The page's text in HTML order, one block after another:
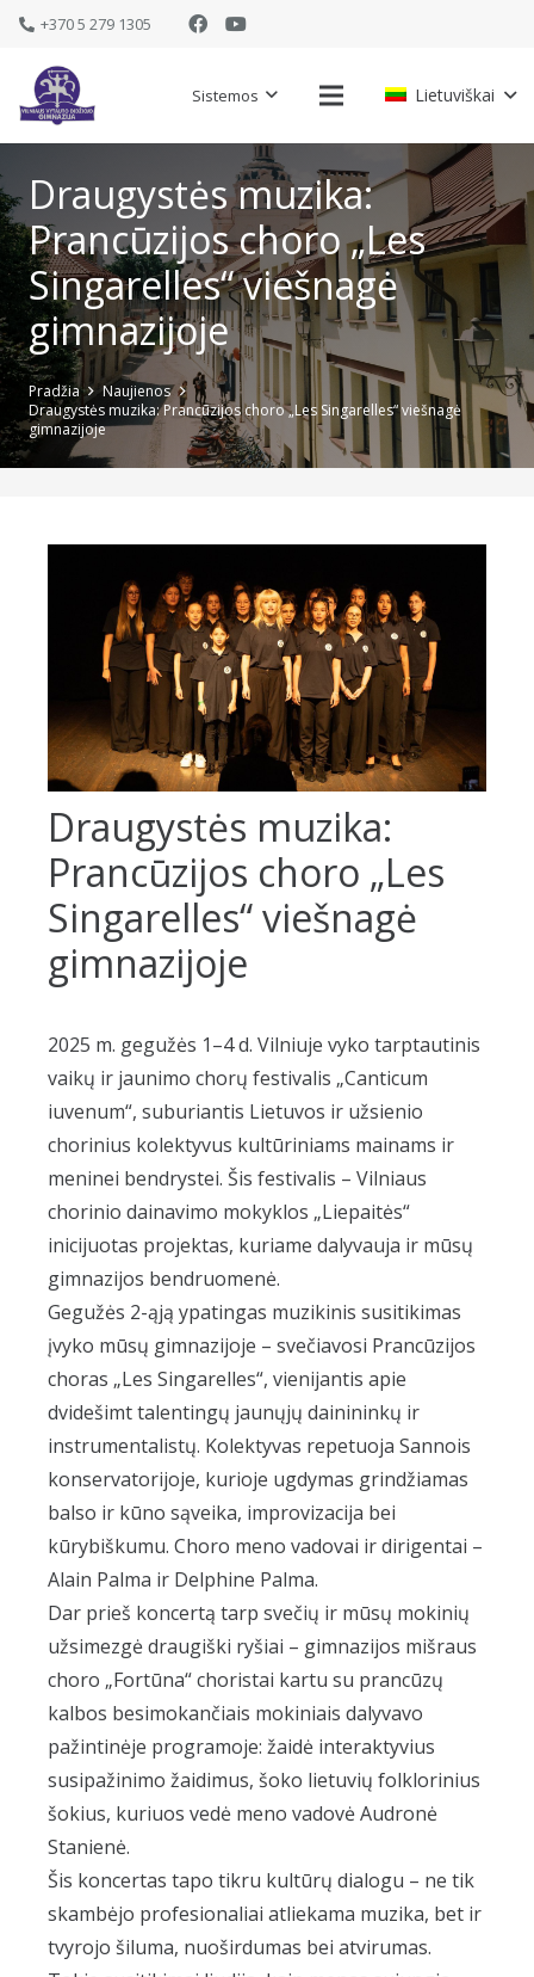
+370 5 279 1305
Sistemos Lietuviškai
Draugystės muzika:
Prancūzijos choro „Les
Singarelles“ viešnagė
gimnazijoje
Pradžia
Naujienos
Draugystės muzika: Prancūzijos choro „Les Singarelles“ viešnagė
gimnazijoje
Draugystės muzika:
Prancūzijos choro „Les
Singarelles“ viešnagė
gimnazijoje
2025 m. gegužės 1–4 d. Vilniuje vyko tarptautinis
vaikų ir jaunimo chorų festivalis „Canticum
iuvenum“, suburiantis Lietuvos ir užsienio
chorinius kolektyvus kultūriniams mainams ir
meninei bendrystei. Šis festivalis – Vilniaus
chorinio dainavimo mokyklos „Liepaitės“
inicijuotas projektas, kuriame dalyvauja ir mūsų
gimnazijos bendruomenė.
Gegužės 2-ąją ypatingas muzikinis susitikimas
įvyko mūsų gimnazijoje – svečiavosi Prancūzijos
choras „Les Singarelles“, vienijantis apie
dvidešimt talentingų jaunųjų dainininkų ir
instrumentalistų. Kolektyvas repetuoja Sannois
konservatorijoje, kurioje ugdymas grindžiamas
balso ir kūno sąveika, improvizacija bei
kūrybiškumu. Choro meno vadovai ir dirigentai –
Alain Palma ir Delphine Palma.
Dar prieš koncertą tarp svečių ir mūsų mokinių
užsimezgė draugiški ryšiai – gimnazijos mišraus
choro „Fortūna“ choristai kartu su prancūzų
kalbos besimokančiais mokiniais dalyvavo
pažintinėje programoje: žaidė interaktyvius
susipažinimo žaidimus, šoko lietuvių folklorinius
šokius, kuriuos vedė meno vadovė Audronė
Stanienė.
Šis koncertas tapo tikru kultūrų dialogu – ne tik
skambėjo profesionaliai atliekama muzika, bet ir
tvyrojo šiluma, nuoširdumas bei atvirumas.